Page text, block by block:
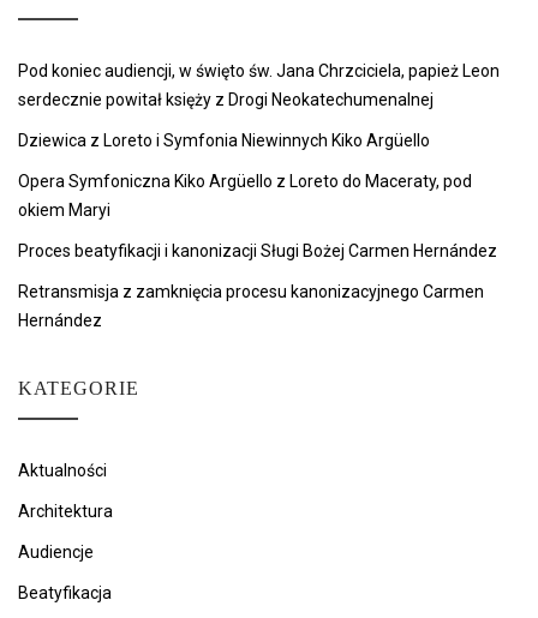
Pod koniec audiencji, w święto św. Jana Chrzciciela, papież Leon
serdecznie powitał księży z Drogi Neokatechumenalnej
Dziewica z Loreto i Symfonia Niewinnych Kiko Argüello
Opera Symfoniczna Kiko Argüello z Loreto do Maceraty, pod
okiem Maryi
Proces beatyfikacji i kanonizacji Sługi Bożej Carmen Hernández
Retransmisja z zamknięcia procesu kanonizacyjnego Carmen
Hernández
KATEGORIE
Aktualności
Architektura
Audiencje
Beatyfikacja